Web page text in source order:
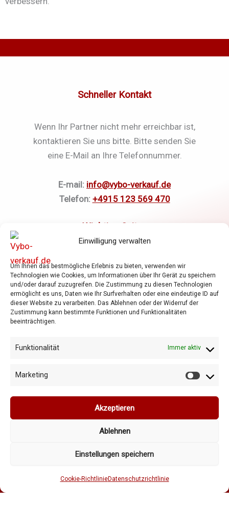
Einwilligung verwalten
Um Ihnen das bestmögliche Erlebnis zu bieten, verwenden wir
Technologien wie Cookies, um Informationen über Ihr Gerät zu speichern
und/oder darauf zuzugreifen. Die Zustimmung zu diesen Technologien
ermöglicht es uns, Daten wie Ihr Surfverhalten oder eine eindeutige ID auf
dieser Website zu verarbeiten. Das Ablehnen oder der Widerruf der
Zustimmung kann bestimmte Funktionen und Funktionalitäten
beeinträchtigen.
Funktionalität Immer aktiv
Marketing
Akzeptieren
Ablehnen
Einstellungen speichern
Cookie-RichtlinieDatenschutzrichtlinie
Schneller Kontakt
Wenn Ihr Partner nicht mehr erreichbar ist,
kontaktieren Sie uns bitte. Bitte senden Sie
eine E-Mail an Ihre Telefonnummer.
E-mail: info@vybo-verkauf.de
Telefon: +4915 123 569 470
Frequenzumrichter
Getriebe
Shop
Warenkorb